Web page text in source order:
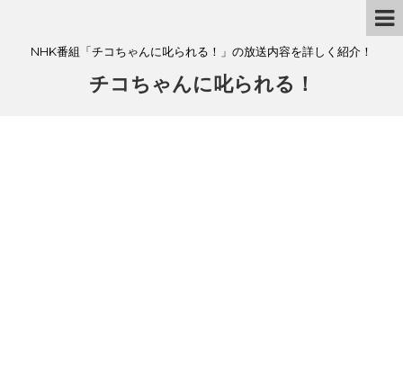
NHK番組「チコちゃんに叱られる！」の放送内容を詳しく紹介！
チコちゃんに叱られる！